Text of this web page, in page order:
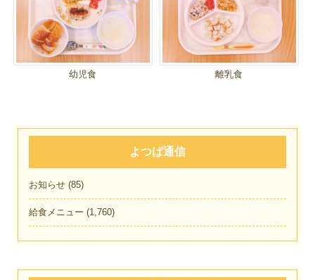
幼児食 離乳食
よつば通信
お知らせ (85)
給食メニュー (1,760)